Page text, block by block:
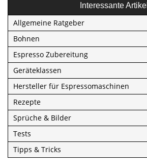
Interessante Artikel
Allgemeine Ratgeber
Bohnen
Espresso Zubereitung
Geräteklassen
Hersteller für Espressomaschinen
Rezepte
Sprüche & Bilder
Tests
Tipps & Tricks